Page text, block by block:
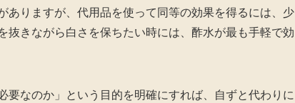
ありますが、代用品を使って同等の効果を得るには、少
抜きながら白さを保ちたい時には、酢水が最も手軽で効
なのか」という目的を明確にすれば、自ずと代わりに